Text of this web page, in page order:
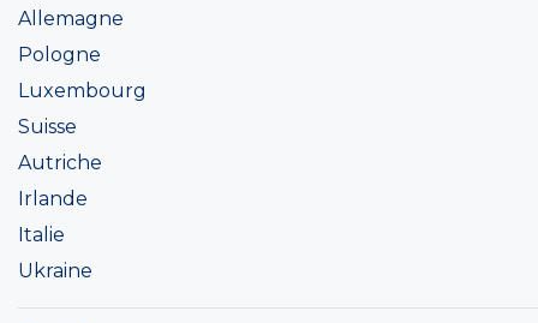
Allemagne
Pologne
Luxembourg
Suisse
Autriche
Irlande
Italie
Ukraine